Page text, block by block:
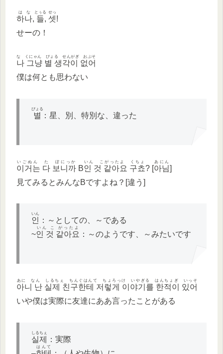
하나
はな
, 들
とぅる
, 셋
せっ
!
せーの！
나 그냥 별 생각이 없어
な くにゃん ぴょる せんがぎ おぷそ
僕は何とも思わない
별
ぴょる
：星、別、特別な、違った
이거는 다 보니까
いごぬん た ぽにっか
B인 것 같아요 구쵸
いん こがったよ くちょ
? [아님
あにん
]
見てみるとみんなBですよね？[違う]
인
いん
：～としての、～である
~인 것 같아요
いん こ がったよ
：～のようです、～みたいです
아니 난 실제 친구한테 저렇게 이야기를 한적이 있어
あに なん しるちぇ ちんぐはんて ちょろっけ いやぎる はんちょぎ いっそ
いや僕は実際に友達にああ言ったことがある
실제
しるちぇ
：実際
はんて